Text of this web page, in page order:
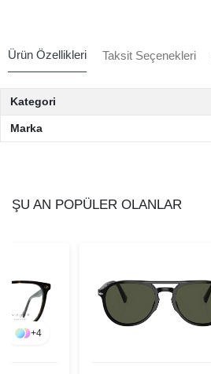
Ürün Özellikleri Taksit Seçenekleri
Kategori
Marka
ŞU AN POPÜLER OLANLAR
+4